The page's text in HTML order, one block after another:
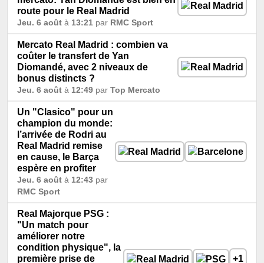
route pour le Real Madrid
Jeu. 6 août à 13:21 par RMC Sport
Mercato Real Madrid : combien va
coûter le transfert de Yan
Diomandé, avec 2 niveaux de
bonus distincts ?
Jeu. 6 août à 12:49 par Top Mercato
Un "Clasico" pour un
champion du monde:
l’arrivée de Rodri au
Real Madrid remise
en cause, le Barça
espère en profiter
Jeu. 6 août à 12:43 par
RMC Sport
Real Majorque PSG :
"Un match pour
améliorer notre
condition physique", la
première prise de
+1